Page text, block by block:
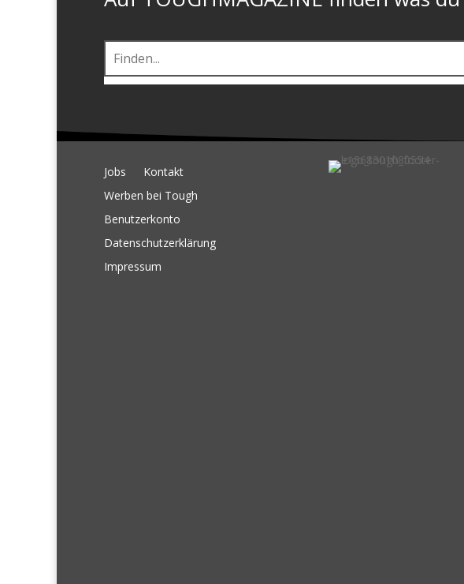
Jobs
Kontakt
Werben bei Tough
Benutzerkonto
Datenschutzerklärung
Impressum